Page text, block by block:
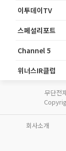
이투데이TV
스페셜리포트
Channel 5
위너스IR클럽
무단전
회사소개